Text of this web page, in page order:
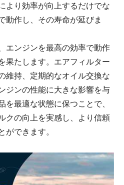
より効率が向上するだけでな
動作し、その寿命が延びま
エンジンを最高の効率で動作
果たします。エアフィルター
維持、定期的なオイル交換な
ジンの性能に大きな影響を与
を最適な状態に保つことで、
クの向上を実感し、より信頼
ができます。